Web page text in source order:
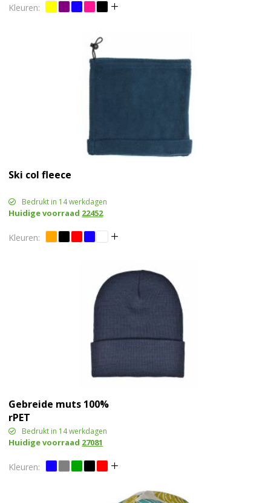
Ski col fleece
Bedrukt in 14 werkdagen
Huidige voorraad 22452
Gebreide muts 100%
rPET
Bedrukt in 14 werkdagen
Huidige voorraad 27081